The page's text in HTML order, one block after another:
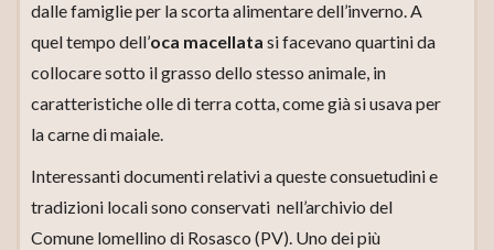
dalle famiglie per la scorta alimentare dell’inverno. A
quel tempo dell’oca macellata si facevano quartini da
collocare sotto il grasso dello stesso animale, in
caratteristiche olle di terra cotta, come già si usava per
la carne di maiale.
Interessanti documenti relativi a queste consuetudini e
tradizioni locali sono conservati nell’archivio del
Comune lomellino di Rosasco (PV). Uno dei più